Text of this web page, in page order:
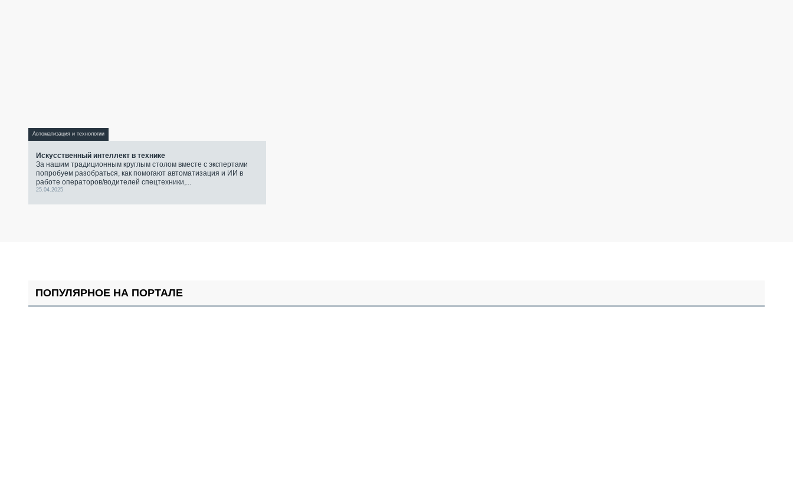
Автоматизация и технологии
Искусственный интеллект в технике
За нашим традиционным круглым столом вместе с экспертами
попробуем разобраться, как помогают автоматизация и ИИ в
работе операторов/водителей спецтехники,...
25.04.2025
ПОПУЛЯРНОЕ НА ПОРТАЛЕ